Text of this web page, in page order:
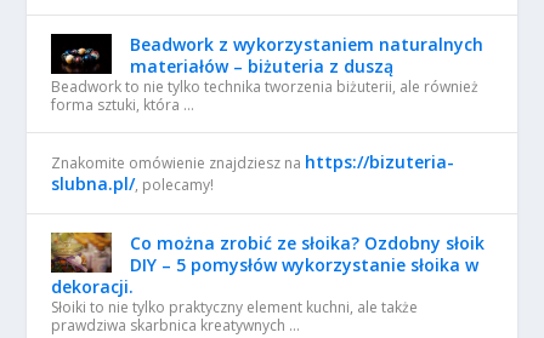
Beadwork z wykorzystaniem naturalnych
materiałów – biżuteria z duszą
Beadwork to nie tylko technika tworzenia biżuterii, ale również
forma sztuki, która …
Znakomite omówienie znajdziesz na https://bizuteria-
slubna.pl/, polecamy!
Co można zrobić ze słoika? Ozdobny słoik
DIY – 5 pomysłów wykorzystanie słoika w
dekoracji.
Słoiki to nie tylko praktyczny element kuchni, ale także
prawdziwa skarbnica kreatywnych …